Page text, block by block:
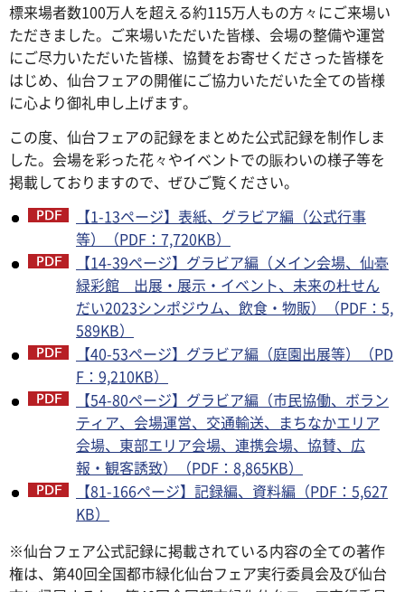
標来場者数100万人を超える約115万人もの方々にご来場い
ただきました。ご来場いただいた皆様、会場の整備や運営
にご尽力いただいた皆様、協賛をお寄せくださった皆様を
はじめ、仙台フェアの開催にご協力いただいた全ての皆様
に心より御礼申し上げます。
この度、仙台フェアの記録をまとめた公式記録を制作しま
した。会場を彩った花々やイベントでの賑わいの様子等を
掲載しておりますので、ぜひご覧ください。
【1-13ページ】表紙、グラビア編（公式行事
等）（PDF：7,720KB）
【14-39ページ】グラビア編（メイン会場、仙臺
緑彩館 出展・展示・イベント、未来の杜せん
だい2023シンポジウム、飲食・物販）（PDF：5,
589KB）
【40-53ページ】グラビア編（庭園出展等）（PD
F：9,210KB）
【54-80ページ】グラビア編（市民協働、ボラン
ティア、会場運営、交通輸送、まちなかエリア
会場、東部エリア会場、連携会場、協賛、広
報・観客誘致）（PDF：8,865KB）
【81-166ページ】記録編、資料編（PDF：5,627
KB）
※仙台フェア公式記録に掲載されている内容の全ての著作
権は、第40回全国都市緑化仙台フェア実行委員会及び仙台